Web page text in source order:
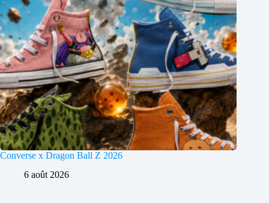
Converse x Dragon Ball Z 2026
6 août 2026